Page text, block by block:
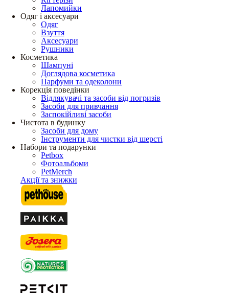
Лапомийки
Одяг і аксесуари
Одяг
Взуття
Аксесуари
Рушники
Косметика
Шампуні
Доглядова косметика
Парфуми та одеколони
Корекція поведінки
Відлякувачі та засоби від погризів
Засоби для привчання
Заспокійливі засоби
Чистота в будинку
Засоби для дому
Інструменти для чистки від шерсті
Набори та подарунки
Petbox
Фотоальбоми
PetMerch
Акції та знижки